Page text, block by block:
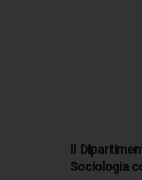
Il
Sociologia